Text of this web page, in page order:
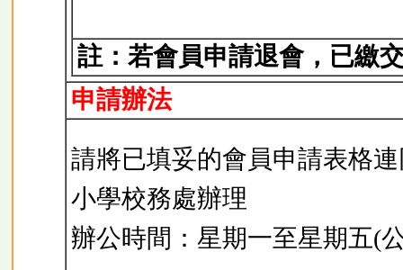
註：若會員申請退會，已繳
申請辦法
請將已填妥的會員申請表格
小學校務處辦理
辦公時間：星期一至星期五(